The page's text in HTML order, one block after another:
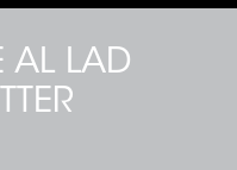
AL LAD